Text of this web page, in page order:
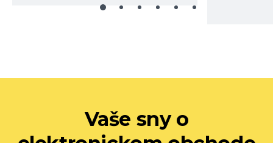
Vaše sny o